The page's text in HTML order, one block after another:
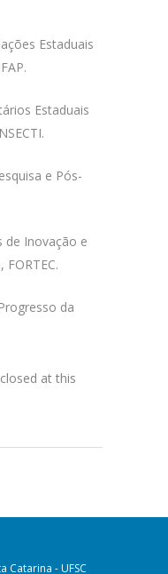
Estaduais
Estaduais
e Pós-
de Inovação e
da
at this
Catarina - UFSC